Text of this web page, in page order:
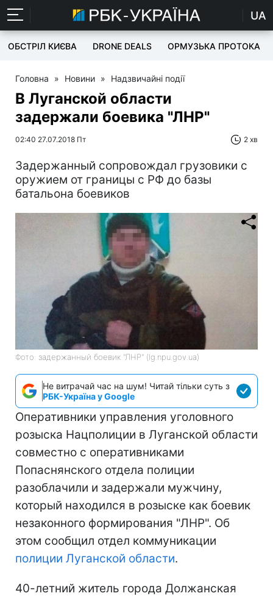
UA
ОБСТРІЛ КИЄВА DRONE DEALS ОРМУЗЬКА ПРОТОКА
Головна » Новини » Надзвичайні події
В Луганской области
задержали боевика "ЛНР"
02:40 27.07.2018 Пт 2 хв
Задержанный сопровождал грузовики с
оружием от границы с РФ до базы
батальона боевиков
Фото: задержанный боевик "ЛНР" (lg.npu.gov.ua)
Не витрачай час на шум! Читай тільки суть з
РБК-Україна у Google
Оперативники управления уголовного
розыска Нацполиции в Луганской области
совместно с оперативниками
Попаснянского отдела полиции
разоблачили и задержали мужчину,
который находился в розыске как боевик
незаконного формирования "ЛНР". Об
этом сообщил отдел коммуникации
полиции Луганской области.
40-летний житель города Должанская